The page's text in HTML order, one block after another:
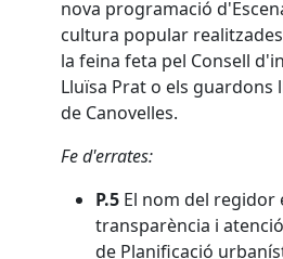
nova programació
cultura popular
la feina feta pel Consell
Lluïsa Prat o els
de Canovelles.
Fe d'errates:
P.5 El nom del regidor
transparència i
de Planificació